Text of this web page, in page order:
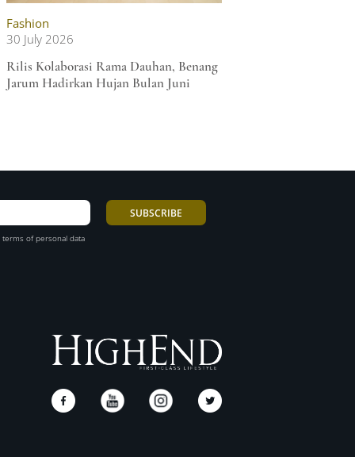
Fashion
30 July 2026
Rilis Kolaborasi Rama Dauhan, Benang
Jarum Hadirkan Hujan Bulan Juni
of personal data